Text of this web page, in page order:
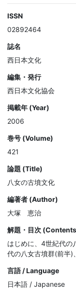
ISSN
02892464
誌名
西日本文化
編集・発行
西日本文化協会
掲載年 (Year)
2006
巻号 (Volume)
421
論題 (Title)
八女の古墳文化
編著者 (Author)
大塚 恵治
解題・目次
はじめに、4世紀代の
代の八女古墳群(前半)
言語 / Language
日本語 / Japanese